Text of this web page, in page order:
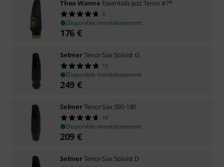
Theo Wanne Essentials Jazz Tenor #7*
9
Disponible immédiatement
176 €
SelmerTenor Sax Soloist G
12
Disponible immédiatement
249 €
SelmerTenor Sax S90-180
10
Disponible immédiatement
209 €
SelmerTenor Sax Soloist D